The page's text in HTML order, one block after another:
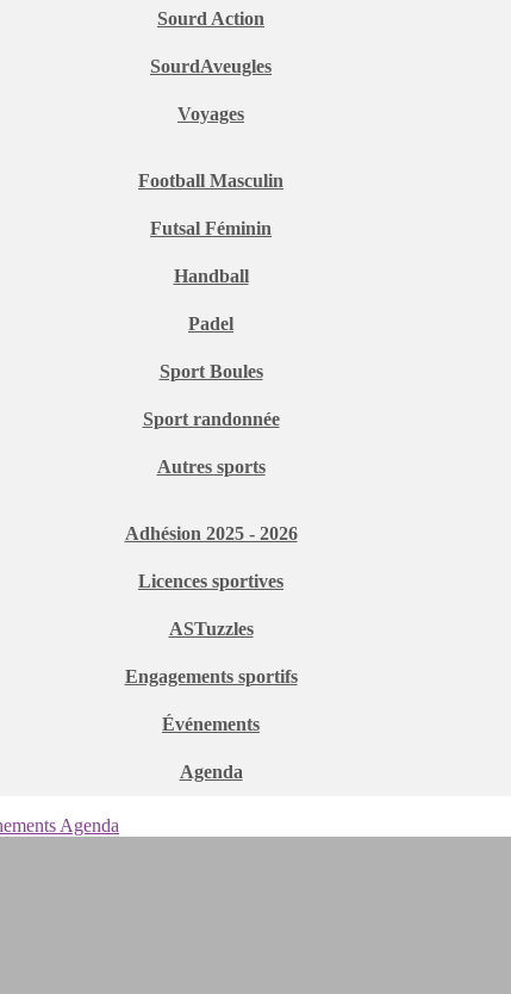
Sourd Action
SourdAveugles
Voyages
Football Masculin
Futsal Féminin
Handball
Padel
Sport Boules
Sport randonnée
Autres sports
Adhésion 2025 - 2026
Licences sportives
ASTuzzles
Engagements sportifs
Événements
Agenda
Agenda